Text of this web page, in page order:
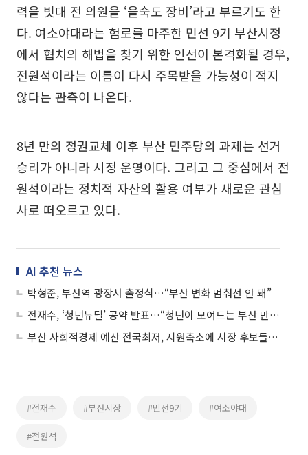
력을 빗대 전 의원을 ‘을숙도 장비’라고 부르기도 한
다. 여소야대라는 험로를 마주한 민선 9기 부산시정
에서 협치의 해법을 찾기 위한 인선이 본격화될 경우,
전원석이라는 이름이 다시 주목받을 가능성이 적지
않다는 관측이 나온다.
8년 만의 정권교체 이후 부산 민주당의 과제는 선거
승리가 아니라 시정 운영이다. 그리고 그 중심에서 전
원석이라는 정치적 자산의 활용 여부가 새로운 관심
사로 떠오르고 있다.
AI 추천 뉴스
박형준, 부산역 광장서 출정식…“부산 변화 멈춰선 안 돼”
전재수, ‘청년뉴딜’ 공약 발표…“청년이 모여드는 부산 만들겠다”
부산 사회적경제 예산 전국최저, 지원축소에 시장 후보들 예산 확대 공약 경쟁
#전재수 #부산시장 #민선9기 #여소야대
#전원석